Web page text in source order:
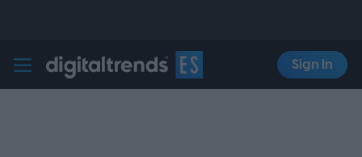
Digital Trends Español
Sign In